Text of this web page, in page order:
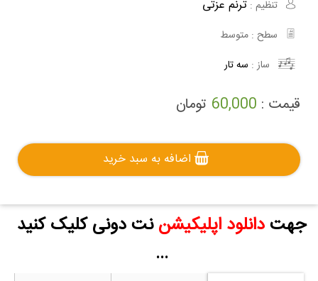
تنظیم : ترنم عزتی
سطح : متوسط
ساز : سه تار
قیمت : 60,000 تومان
اضافه به سبد خرید
جهتدانلود اپلیکیشن نت دونی کلیک کنید
...